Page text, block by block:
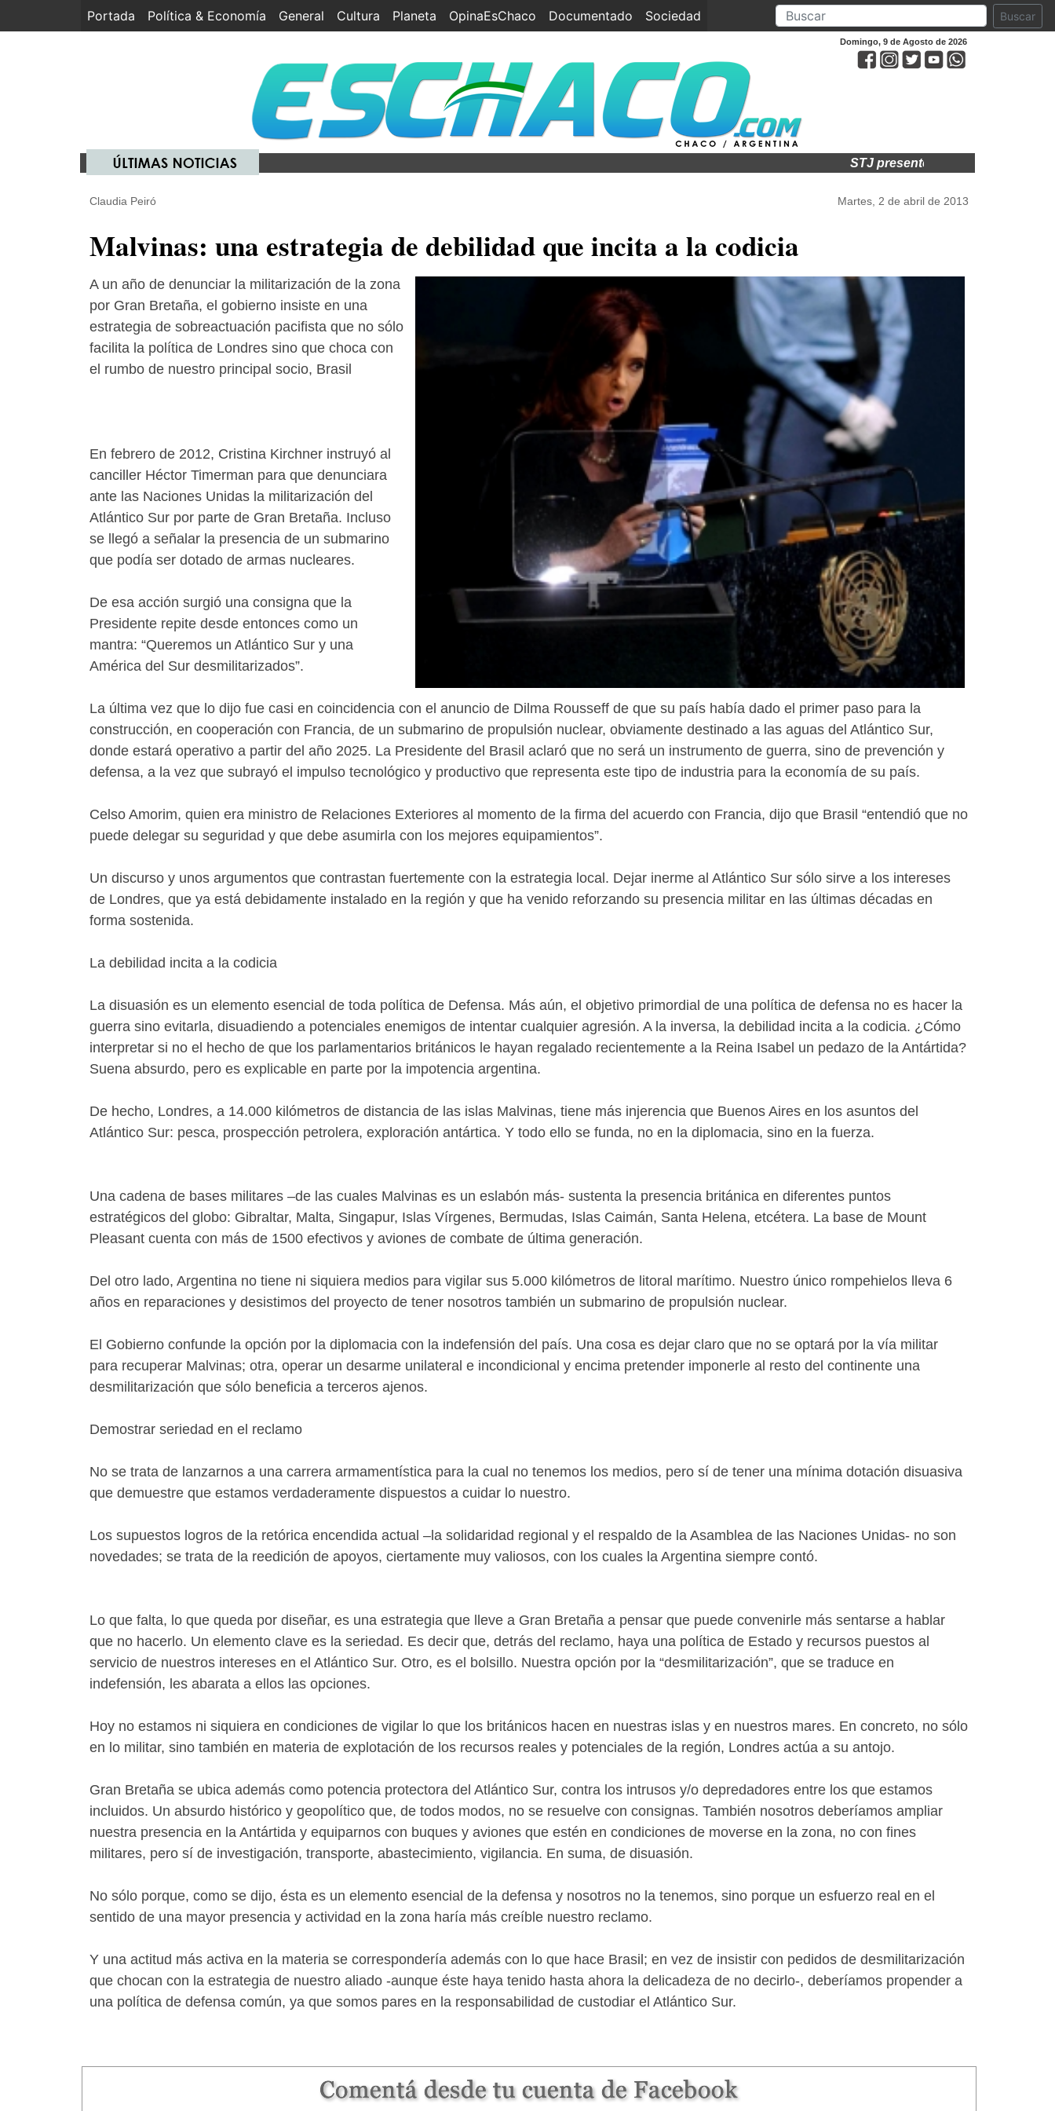
Portada (current)
Política & Economía General Cultura Planeta OpinaEsChaco Documentado Sociedad Buscar
Domingo, 9 de Agosto de 2026
STJ presente en acto por el 75°
Claudia Peiró Martes, 2 de abril de 2013
Malvinas: una estrategia de debilidad que incita a la codicia
A un año de denunciar la militarización de la zona
por Gran Bretaña, el gobierno insiste en una
estrategia de sobreactuación pacifista que no sólo
facilita la política de Londres sino que choca con
el rumbo de nuestro principal socio, Brasil
En febrero de 2012, Cristina Kirchner instruyó al
canciller Héctor Timerman para que denunciara
ante las Naciones Unidas la militarización del
Atlántico Sur por parte de Gran Bretaña. Incluso
se llegó a señalar la presencia de un submarino
que podía ser dotado de armas nucleares.
De esa acción surgió una consigna que la
Presidente repite desde entonces como un
mantra: “Queremos un Atlántico Sur y una
América del Sur desmilitarizados”.
La última vez que lo dijo fue casi en coincidencia con el anuncio de Dilma Rousseff de que su país había dado el primer paso para la
construcción, en cooperación con Francia, de un submarino de propulsión nuclear, obviamente destinado a las aguas del Atlántico Sur,
donde estará operativo a partir del año 2025. La Presidente del Brasil aclaró que no será un instrumento de guerra, sino de prevención y
defensa, a la vez que subrayó el impulso tecnológico y productivo que representa este tipo de industria para la economía de su país.
Celso Amorim, quien era ministro de Relaciones Exteriores al momento de la firma del acuerdo con Francia, dijo que Brasil “entendió que no
puede delegar su seguridad y que debe asumirla con los mejores equipamientos”.
Un discurso y unos argumentos que contrastan fuertemente con la estrategia local. Dejar inerme al Atlántico Sur sólo sirve a los intereses
de Londres, que ya está debidamente instalado en la región y que ha venido reforzando su presencia militar en las últimas décadas en
forma sostenida.
La debilidad incita a la codicia
La disuasión es un elemento esencial de toda política de Defensa. Más aún, el objetivo primordial de una política de defensa no es hacer la
guerra sino evitarla, disuadiendo a potenciales enemigos de intentar cualquier agresión. A la inversa, la debilidad incita a la codicia. ¿Cómo
interpretar si no el hecho de que los parlamentarios británicos le hayan regalado recientemente a la Reina Isabel un pedazo de la Antártida?
Suena absurdo, pero es explicable en parte por la impotencia argentina.
De hecho, Londres, a 14.000 kilómetros de distancia de las islas Malvinas, tiene más injerencia que Buenos Aires en los asuntos del
Atlántico Sur: pesca, prospección petrolera, exploración antártica. Y todo ello se funda, no en la diplomacia, sino en la fuerza.
Una cadena de bases militares –de las cuales Malvinas es un eslabón más- sustenta la presencia británica en diferentes puntos
estratégicos del globo: Gibraltar, Malta, Singapur, Islas Vírgenes, Bermudas, Islas Caimán, Santa Helena, etcétera. La base de Mount
Pleasant cuenta con más de 1500 efectivos y aviones de combate de última generación.
Del otro lado, Argentina no tiene ni siquiera medios para vigilar sus 5.000 kilómetros de litoral marítimo. Nuestro único rompehielos lleva 6
años en reparaciones y desistimos del proyecto de tener nosotros también un submarino de propulsión nuclear.
El Gobierno confunde la opción por la diplomacia con la indefensión del país. Una cosa es dejar claro que no se optará por la vía militar
para recuperar Malvinas; otra, operar un desarme unilateral e incondicional y encima pretender imponerle al resto del continente una
desmilitarización que sólo beneficia a terceros ajenos.
Demostrar seriedad en el reclamo
No se trata de lanzarnos a una carrera armamentística para la cual no tenemos los medios, pero sí de tener una mínima dotación disuasiva
que demuestre que estamos verdaderamente dispuestos a cuidar lo nuestro.
Los supuestos logros de la retórica encendida actual –la solidaridad regional y el respaldo de la Asamblea de las Naciones Unidas- no son
novedades; se trata de la reedición de apoyos, ciertamente muy valiosos, con los cuales la Argentina siempre contó.
Lo que falta, lo que queda por diseñar, es una estrategia que lleve a Gran Bretaña a pensar que puede convenirle más sentarse a hablar
que no hacerlo. Un elemento clave es la seriedad. Es decir que, detrás del reclamo, haya una política de Estado y recursos puestos al
servicio de nuestros intereses en el Atlántico Sur. Otro, es el bolsillo. Nuestra opción por la “desmilitarización”, que se traduce en
indefensión, les abarata a ellos las opciones.
Hoy no estamos ni siquiera en condiciones de vigilar lo que los británicos hacen en nuestras islas y en nuestros mares. En concreto, no sólo
en lo militar, sino también en materia de explotación de los recursos reales y potenciales de la región, Londres actúa a su antojo.
Gran Bretaña se ubica además como potencia protectora del Atlántico Sur, contra los intrusos y/o depredadores entre los que estamos
incluidos. Un absurdo histórico y geopolítico que, de todos modos, no se resuelve con consignas. También nosotros deberíamos ampliar
nuestra presencia en la Antártida y equiparnos con buques y aviones que estén en condiciones de moverse en la zona, no con fines
militares, pero sí de investigación, transporte, abastecimiento, vigilancia. En suma, de disuasión.
No sólo porque, como se dijo, ésta es un elemento esencial de la defensa y nosotros no la tenemos, sino porque un esfuerzo real en el
sentido de una mayor presencia y actividad en la zona haría más creíble nuestro reclamo.
Y una actitud más activa en la materia se correspondería además con lo que hace Brasil; en vez de insistir con pedidos de desmilitarización
que chocan con la estrategia de nuestro aliado -aunque éste haya tenido hasta ahora la delicadeza de no decirlo-, deberíamos propender a
una política de defensa común, ya que somos pares en la responsabilidad de custodiar el Atlántico Sur.